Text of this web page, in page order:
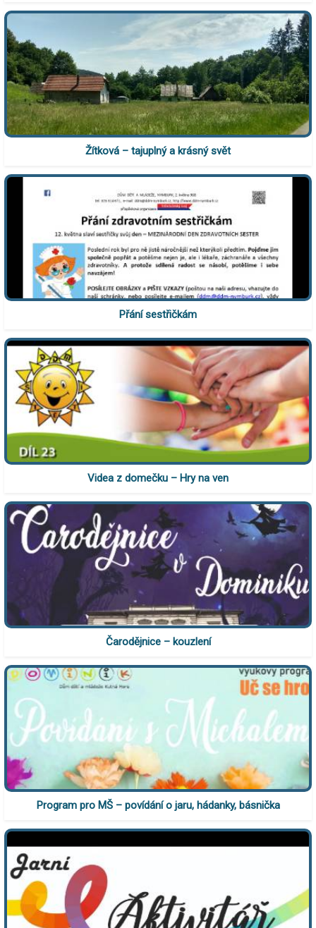
Žítková – tajuplný a krásný svět
Přání sestřičkám
Videa z domečku – Hry na ven
Čarodějnice – kouzlení
Program pro MŠ – povídání o jaru, hádanky, básnička